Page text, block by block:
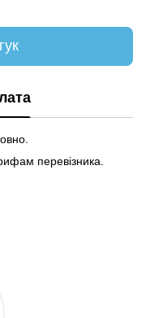
перевізника.